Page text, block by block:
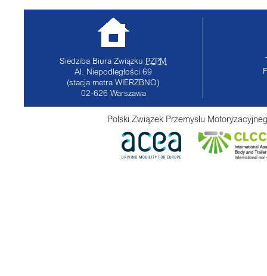
Siedziba Biura Związku PZPM
Al. Niepodległości 69
(stacja metra WIERZBNO)
02-626 Warszawa
Polski Związek Przemysłu